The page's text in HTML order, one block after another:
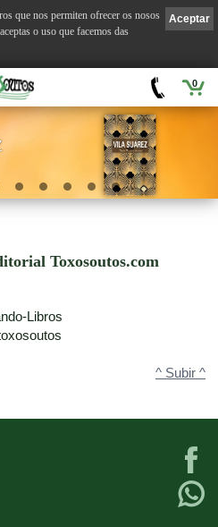
0
Toxosoutos.com
Libros
^ Subir ^
Aceptar
que nos permiten ofrecer os nosos
o uso que facemos das